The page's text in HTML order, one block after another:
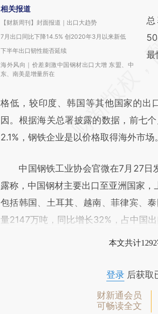
相关报道
【财新周刊】封面报道｜出口大趋势
7月出口同比下降14.5% 创2020年3月以来新低
下半年出口韧性能否延续
海外风向｜价差刺激中国钢材出口大增 东盟、中
东、南美是增量所在
对
最
格低，较印度、韩国等其他国家的出
因。根据海关总署披露的数据，前七
2.1%，钢铁企业是以价格取得海外市场。
中国钢铁工业协会官微在7月27日
露称，中国钢材主要出口至亚洲国家
包括韩国、土耳其、越南、菲律宾、
量2147万吨，同比增长32%，占中国出
本文共计
登录后获取
财新通会员
可畅读全文